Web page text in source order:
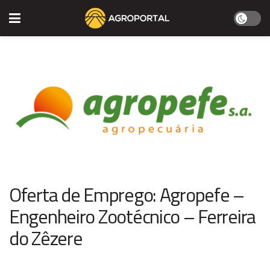
Oferta de Emprego: Agropefe –
Engenheiro Zootécnico – Ferreira
do Zêzere